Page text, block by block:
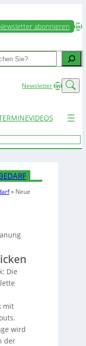
abonnieren LinkedIn
NewsletterLinkedIn
VIDEOS
» Neue
Die
mit
wird
der